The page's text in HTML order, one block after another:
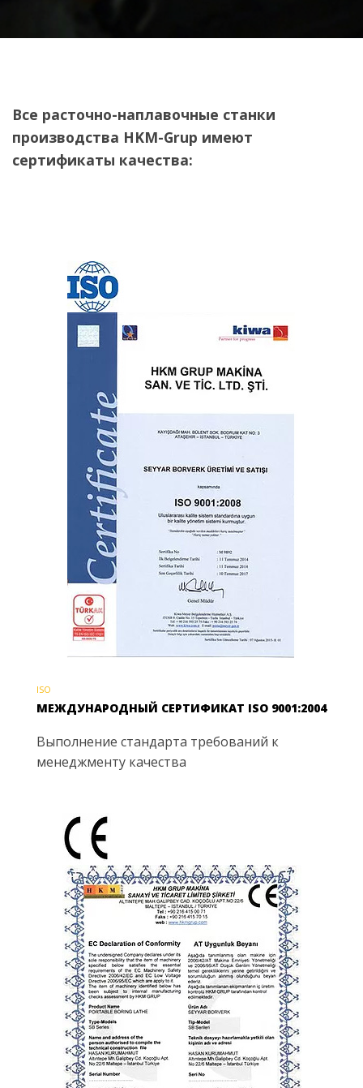
Все расточно-наплавочные станки
производства HKM-Grup имеют
сертификаты качества:
ISO
МЕЖДУНАРОДНЫЙ СЕРТИФИКАТ ISO 9001:2004
Выполнение стандарта требований к
менеджменту качества